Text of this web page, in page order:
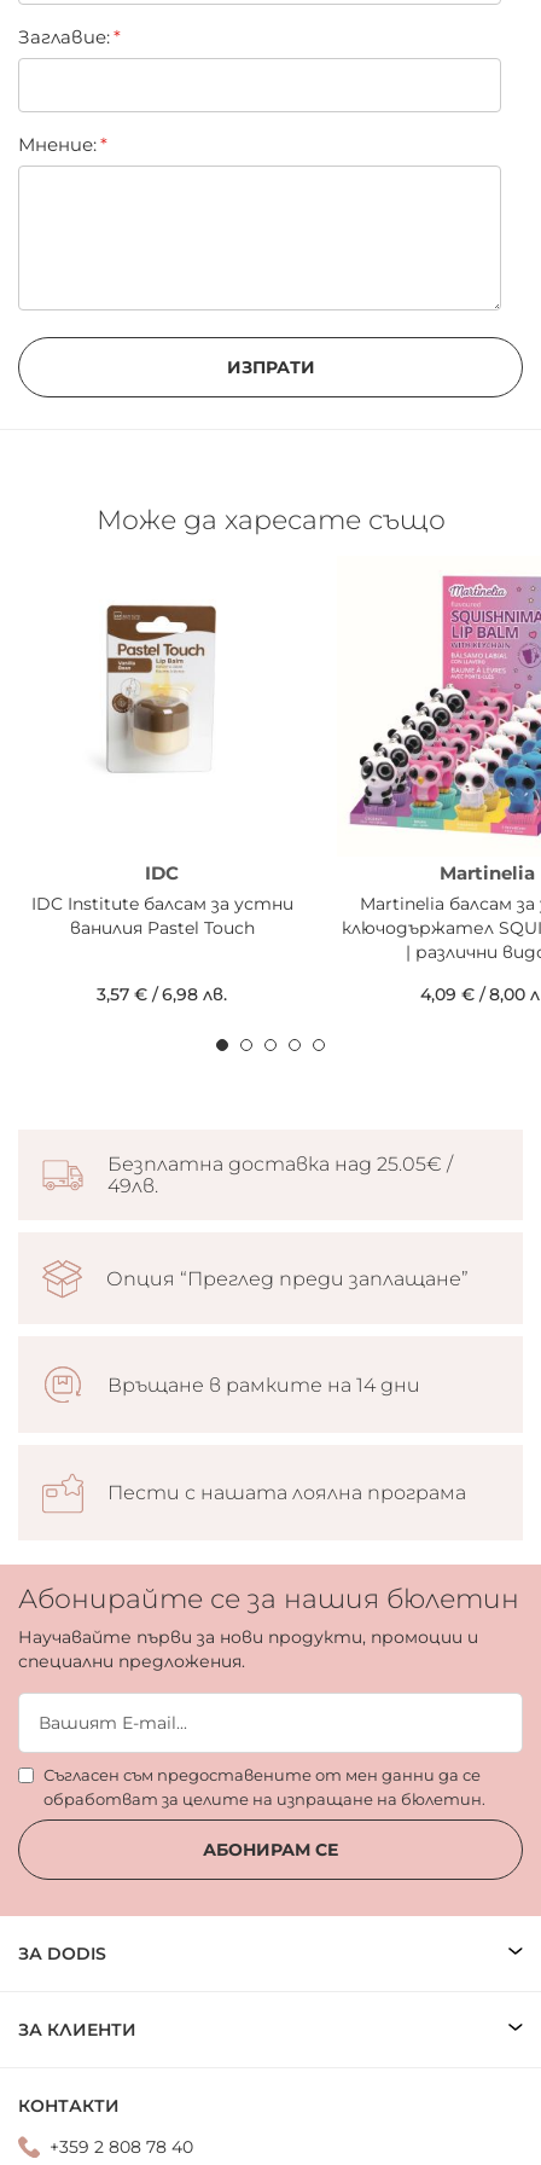
Заглавиe:
Мнение:
ИЗПРАТИ
Може да харесате също
IDC
IDC Institute балсам за устни
ванилия Pastel Touch
3,57 € /6,98 лв.
Martinelia
Martinelia балсам
ключодържател
| различни
4,09 €/8,00
Безплатна доставка над 25.05€ /
49лв.
Опция “Преглед преди заплащане”
Връщане в рамките на 14 дни
Пести с нашата лоялна програма
Абонирайте се за нашия бюлетин
Научавайте първи за нови продукти, промоции и
специални предложения.
Съгласен съм предоставените от мен данни да се
обработват за целите на изпращане на бюлетин.
АБОНИРАМ СЕ
ЗА DODIS
ЗА КЛИЕНТИ
КОНТАКТИ
+359 2 808 78 40